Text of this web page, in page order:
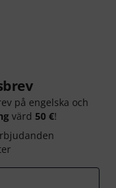
på engelska och
värd 50 €!